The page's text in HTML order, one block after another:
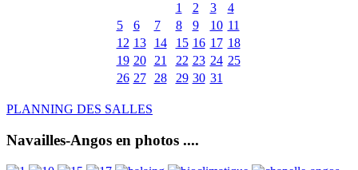
1
2 3
4
5
6 7 8 9 10 11
12 13 14 15 16 17 18
19 20 21 22 23 24 25
26 27 28 29 30 31
PLANNING DES SALLES
Navailles-Angos en photos ....